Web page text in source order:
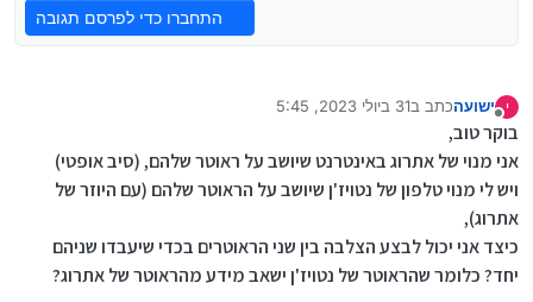
התחברו כדי לפרסם תגובה
י ישועהכתב ב31 ביולי 2023, 5:45
נערך לאחרונה על ידי ישועה
בוקר טוב,
אני מנוי של אתרוג באינטרנט שיושב על ראוטר שלהם, (סיב אופטי)
ויש לי מנוי טלפון של נטויז'ן שיושב על הראוטר שלהם (עם היוזר של
אתרוג),
כיצד אני יכול לבצע הצלבה בין שני הראוטרים בכדי שיעבדו שניהם
יחד? כלומר שהראוטר של נטויז'ן ישאב מידע מהראוטר של אתרוג?